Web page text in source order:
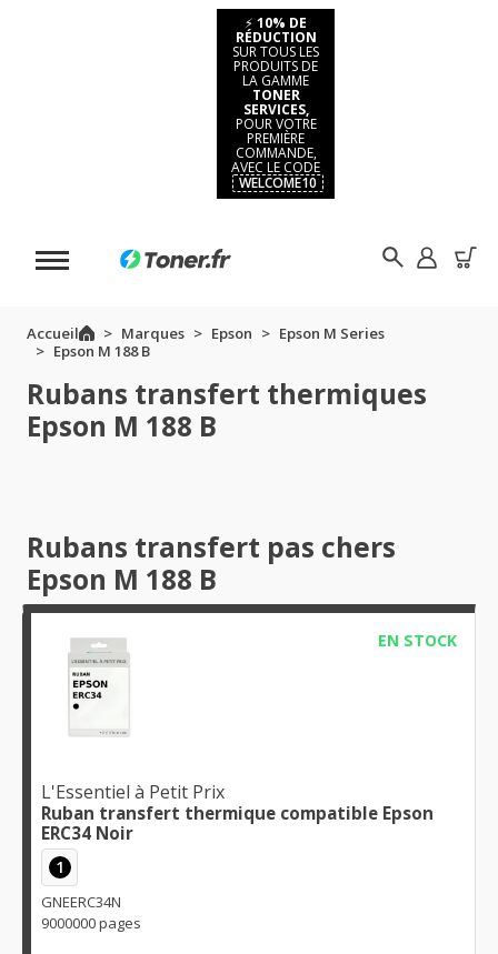
⚡ 10% DE
RÉDUCTION
SUR TOUS LES
PRODUITS DE
LA GAMME
TONER
SERVICES,
POUR VOTRE
PREMIÈRE
COMMANDE,
AVEC LE CODE
WELCOME10
Accueil Marques Epson
Epson M Series
Epson M 188 B
Rubans transfert thermiques
Epson M 188 B
Rubans transfert pas chers
Epson M 188 B
EN STOCK
L'Essentiel à Petit Prix
Ruban transfert thermique compatible Epson
ERC34 Noir
1
GNEERC34N
9000000 pages